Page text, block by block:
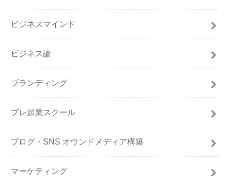
ビジネスマインド
ビジネス論
ブランディング
プレ起業スクール
ブログ・SNS オウンドメディア構築
マーケティング